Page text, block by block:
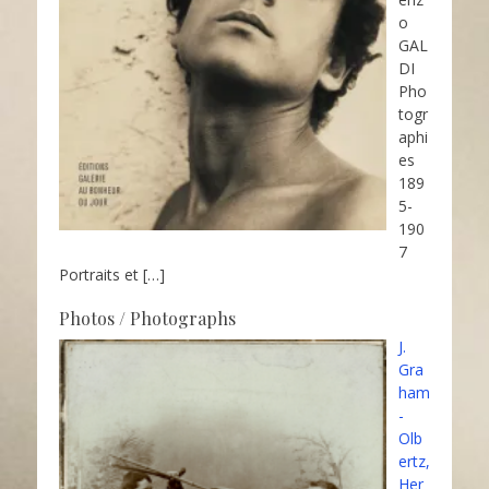
o
GAL
DI
Pho
togr
aphi
es
189
5-
190
7
Portraits et […]
Photos / Photographs
J.
Gra
ham
-
Olb
ertz,
Her